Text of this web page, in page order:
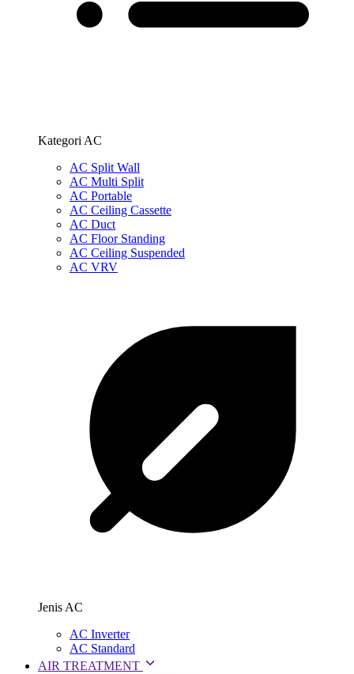
Kategori AC
AC Split Wall
AC Multi Split
AC Portable
AC Ceiling Cassette
AC Duct
AC Floor Standing
AC Ceiling Suspended
AC VRV
Jenis AC
AC Inverter
AC Standard
AIR TREATMENT